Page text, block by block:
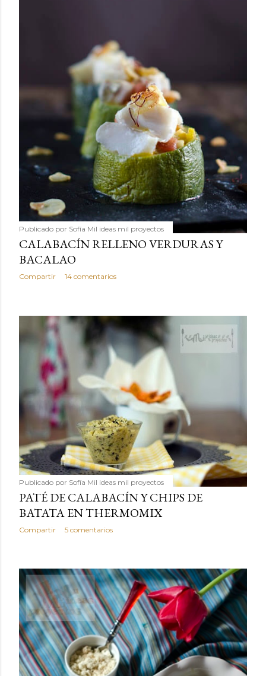
Publicado por Sofía Mil ideas mil proyectos
CALABACÍN RELLENO VERDURAS Y
BACALAO
Compartir 14 comentarios
Publicado por Sofía Mil ideas mil proyectos
PATÉ DE CALABACÍN Y CHIPS DE
BATATA EN THERMOMIX
Compartir 5 comentarios